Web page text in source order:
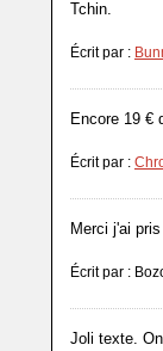
Tchin.
Écrit par :
Encore 19 €
Écrit par :
Merci j'ai
Écrit par :
Joli texte.